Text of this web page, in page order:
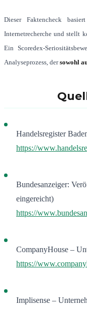
Dieser Faktencheck
Internetrecherche und stellt
Ein Scoredex-
Analyseprozess, dersowohl
Handelsregister
https://
Bundesanzeiger:
eingereicht)
https://
CompanyHouse –
https://
Implisense –